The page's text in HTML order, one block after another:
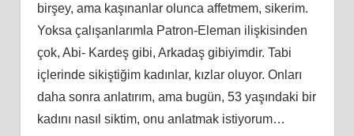
birşey, ama kaşınanlar olunca affetmem, sikerim.
Yoksa çalışanlarımla Patron-Eleman ilişkisinden
çok, Abi- Kardeş gibi, Arkadaş gibiyimdir. Tabi
içlerinde sikiştiğim kadınlar, kızlar oluyor. Onları
daha sonra anlatırım, ama bugün, 53 yaşındaki bir
kadını nasıl siktim, onu anlatmak istiyorum…